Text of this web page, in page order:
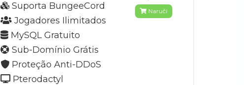
Suporta BungeeCord
Jogadores Ilimitados
MySQL Gratuito
Sub-Domínio Grátis
Proteção Anti-DDoS
Pterodactyl
Naruči